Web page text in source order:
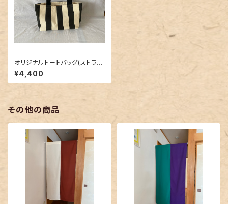
オリジナルトートバッグ(ストライ
プ)
¥4,400
その他の商品